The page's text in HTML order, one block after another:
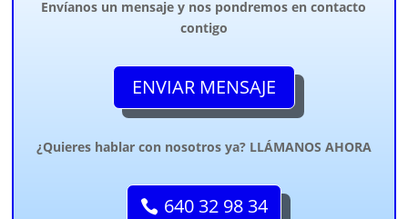
Envíanos un mensaje y nos pondremos en contacto
contigo
ENVIAR MENSAJE
¿Quieres hablar con nosotros ya? LLÁMANOS AHORA
640 32 98 34